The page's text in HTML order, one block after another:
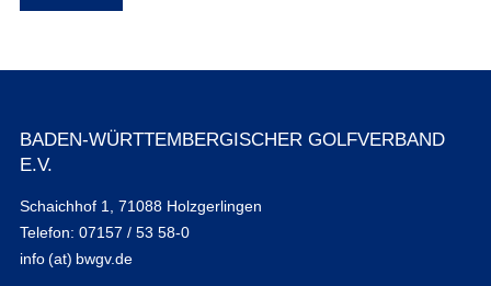
BADEN-WÜRTTEMBERGISCHER GOLFVERBAND
E.V.
Schaichhof 1, 71088 Holzgerlingen
Telefon: 07157 / 53 58-0
info (at) bwgv.de